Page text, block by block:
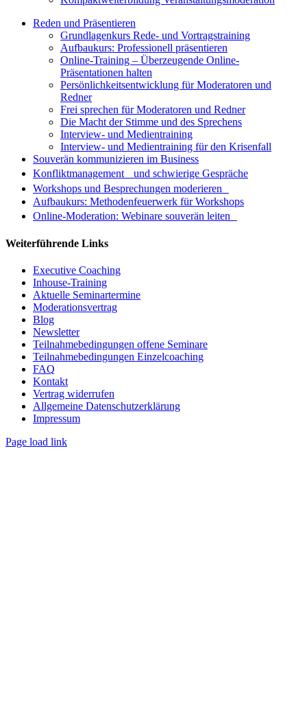
Reden und Präsentieren
Grundlagenkurs Rede- und Vortragstraining
Aufbaukurs: Professionell präsentieren
Online-Training – Überzeugende Online-
Präsentationen halten
Persönlichkeitsentwicklung für Moderatoren und
Redner
Frei sprechen für Moderatoren und Redner
Die Macht der Stimme und des Sprechens
Interview- und Medientraining
Interview- und Medientraining für den Krisenfall
Souverän kommunizieren im Business
Konfliktmanagement und schwierige Gespräche
Workshops und Besprechungen moderieren
Aufbaukurs: Methodenfeuerwerk für Workshops
Online-Moderation: Webinare souverän leiten
Weiterführende Links
Executive Coaching
Inhouse-Training
Aktuelle Seminartermine
Moderationsvertrag
Blog
Newsletter
Teilnahmebedingungen offene Seminare
Teilnahmebedingungen Einzelcoaching
FAQ
Kontakt
Vertrag widerrufen
Allgemeine Datenschutzerklärung
Impressum
Page load link